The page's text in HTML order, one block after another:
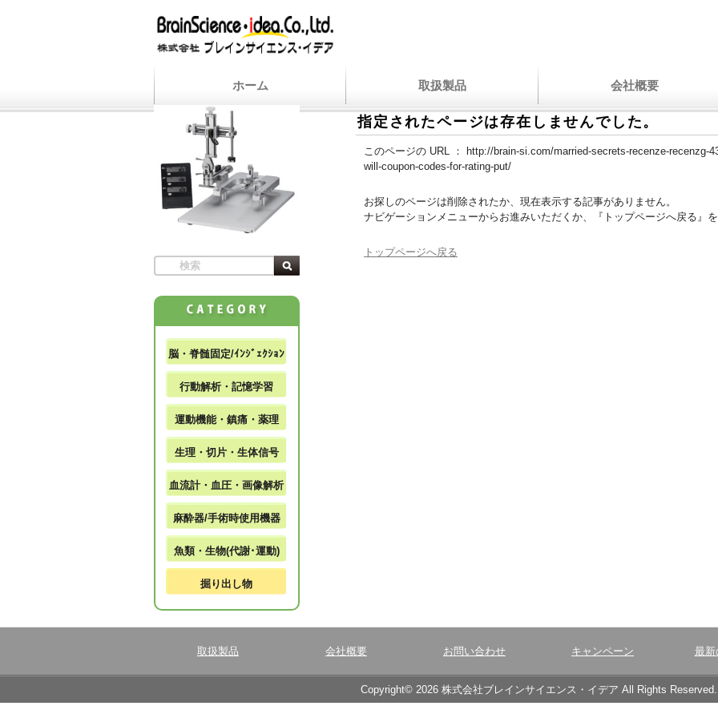
ホーム 取扱製品 会社概要
指定されたページは存在しませんでした。
このページの URL ：
http://brain-si.com/married-secrets-recenze-recenzg-
will-coupon-codes-for-rating-put/
お探しのページは削除されたか、現在表示する記事がありません。
ナビゲーションメニューからお進みいただくか、『トップページへ戻る』を
トップページへ戻る
脳・脊髄固定/ｲﾝｼﾞｪｸｼｮﾝ
行動解析・記憶学習
運動機能・鎮痛・薬理
生理・切片・生体信号
血流計・血圧・画像解析
麻酔器/手術時使用機器
魚類・生物(代謝･運動)
掘り出し物
取扱製品 会社概要 お問い合わせ キャンペーン 最新
Copyright© 2026 株式会社ブレインサイエンス・イデア All Rights Reserved.